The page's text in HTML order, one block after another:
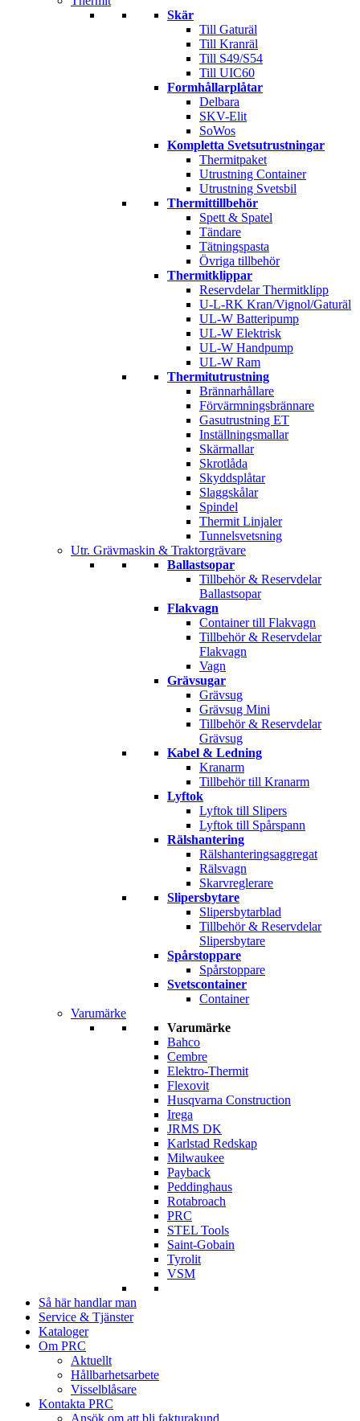
Skär
Till Gaturäl
Till Kranräl
Till S49/S54
Till UIC60
Formhållarplåtar
Delbara
SKV-Elit
SoWos
Kompletta Svetsutrustningar
Thermitpaket
Utrustning Container
Utrustning Svetsbil
Thermittillbehör
Spett & Spatel
Tändare
Tätningspasta
Övriga tillbehör
Thermitklippar
Reservdelar Thermitklipp
U-L-RK Kran/Vignol/Gaturäl
UL-W Batteripump
UL-W Elektrisk
UL-W Handpump
UL-W Ram
Thermitutrustning
Brännarhållare
Förvärmningsbrännare
Gasutrustning ET
Inställningsmallar
Skärmallar
Skrotlåda
Skyddsplåtar
Slaggskålar
Spindel
Thermit Linjaler
Tunnelsvetsning
Utr. Grävmaskin & Traktorgrävare
Ballastsopar
Tillbehör & Reservdelar
Ballastsopar
Flakvagn
Container till Flakvagn
Tillbehör & Reservdelar
Flakvagn
Vagn
Grävsugar
Grävsug
Grävsug Mini
Tillbehör & Reservdelar
Grävsug
Kabel & Ledning
Kranarm
Tillbehör till Kranarm
Lyftok
Lyftok till Slipers
Lyftok till Spårspann
Rälshantering
Rälshanteringsaggregat
Rälsvagn
Skarvreglerare
Slipersbytare
Slipersbytarblad
Tillbehör & Reservdelar
Slipersbytare
Spårstoppare
Spårstoppare
Svetscontainer
Container
Varumärke
Varumärke
Bahco
Cembre
Elektro-Thermit
Flexovit
Husqvarna Construction
Irega
JRMS DK
Karlstad Redskap
Milwaukee
Payback
Peddinghaus
Rotabroach
PRC
STEL Tools
Saint-Gobain
Tyrolit
VSM
Så här handlar man
Service & Tjänster
Kataloger
Om PRC
Aktuellt
Hållbarhetsarbete
Visselblåsare
Kontakta PRC
Ansök om att bli fakturakund